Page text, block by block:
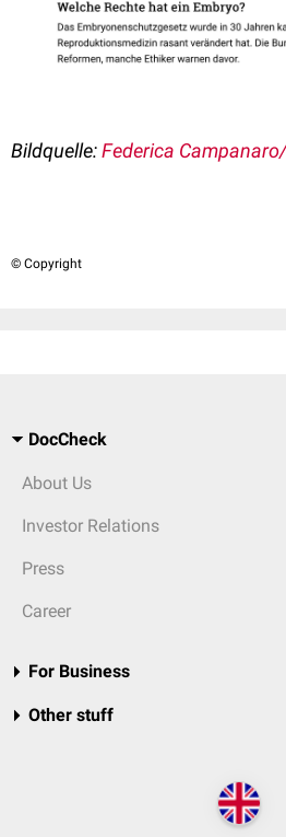
Bildquelle:Federica
© Copyright
DocCheck
About Us
Investor Relations
Press
Career
For Business
Other stuff